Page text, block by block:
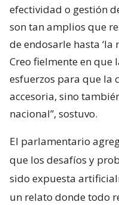
efectividad o gestión
son tan amplios que
de endosarle hasta ‘la
Creo fielmente en que
esfuerzos para que la
accesoria, sino
nacional”, sostuvo.
El parlamentario
que los desafíos y
sido expuesta
un relato donde todo